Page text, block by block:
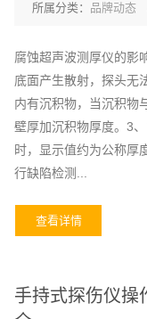
所属分类： 品牌动态
腐蚀超声波测厚仪的影
底面产生散射，探头无
内有沉积物，当沉积物
壁厚加沉积物厚度。3
时，显示值约为公称厚
行缺陷检测...
查看详情
手持式探伤仪操